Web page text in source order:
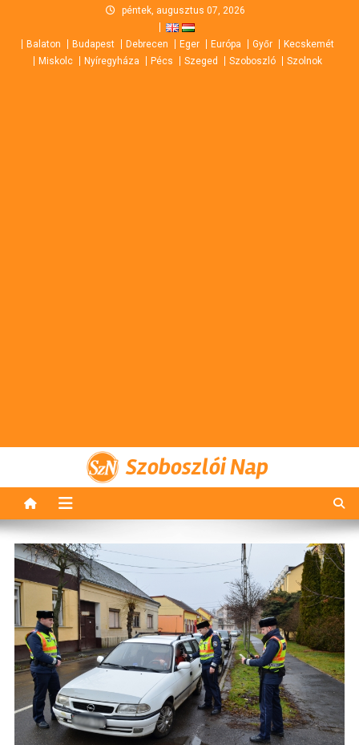
content
péntek, augusztus 07, 2026
Balaton Budapest Debrecen Eger Európa Győr
Kecskemét
Miskolc
Nyíregyháza Pécs Szeged Szoboszló Szolnok
Szoboszlói Nap